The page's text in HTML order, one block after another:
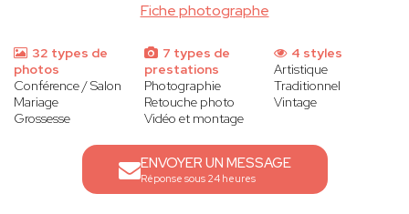
Fiche photographe
32 types de
photos
Conférence / Salon
Mariage
Grossesse
7 types de
prestations
Photographie
Retouche photo
Vidéo et montage
4 styles
Artistique
Traditionnel
Vintage
ENVOYER UN MESSAGE
Réponse sous 24 heures